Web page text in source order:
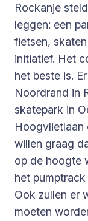
Rockanje
leggen: een
fietsen,
initiatief. Het
het beste is.
Noordrand in
skatepark in
Hoogvlietlaan
willen graag
op de hoogte
het
Ook zullen er
moeten